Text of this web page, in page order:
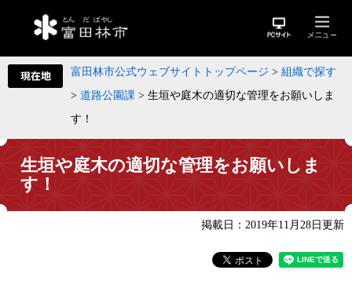
富田林市公式ウェブサイトトップページ > 組織で探す
> 道路公園課 > 生垣や庭木の適切な管理をお願いしま
す！
生垣や庭木の適切な管理をお願いしま
す！
掲載日：2019年11月28日更新